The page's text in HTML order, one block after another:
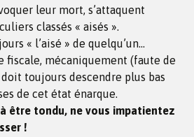
leur mort, s’attaquent
classés « aisés ».
« l’aisé » de quelqu’un…
fiscale, mécaniquement (faute de
toujours descendre plus bas
de cet état énarque.
être tondu, ne vous impatientez
!